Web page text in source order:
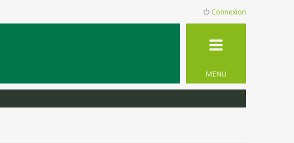
Connexion
MENU